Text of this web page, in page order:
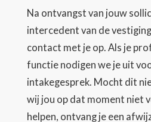
Na ontvangst van jouw
intercedent van de
contact met je op. Als je
functie nodigen we je uit
intakegesprek. Mocht dit
wij jou op dat moment niet
helpen, ontvang je een